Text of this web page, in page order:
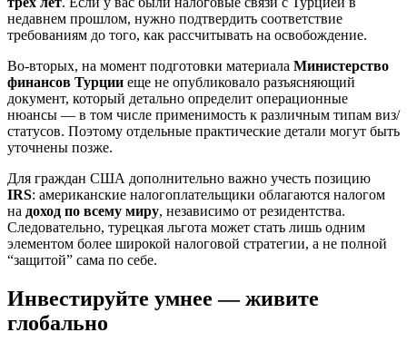
недавнем прошлом, нужно подтвердить соответствие
требованиям до того, как рассчитывать на освобождение.
Во-вторых, на момент подготовки материала Министерство
финансов Турции еще не опубликовало разъясняющий
документ, который детально определит операционные
нюансы — в том числе применимость к различным типам виз/
статусов. Поэтому отдельные практические детали могут быть
уточнены позже.
Для граждан США дополнительно важно учесть позицию
IRS: американские налогоплательщики облагаются налогом
на доход по всему миру, независимо от резидентства.
Следовательно, турецкая льгота может стать лишь одним
элементом более широкой налоговой стратегии, а не полной
“защитой” сама по себе.
Инвестируйте умнее — живите
глобально